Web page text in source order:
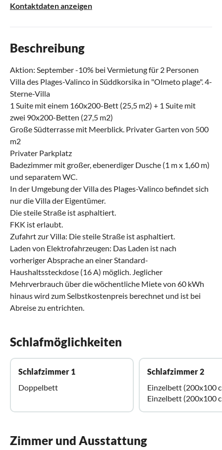
Kontaktdaten anzeigen
Beschreibung
Aktion: September -10% bei Vermietung für 2 Personen
Villa des Plages-Valinco in Süddkorsika in "Olmeto plage". 4-
Sterne-Villa
1 Suite mit einem 160x200-Bett (25,5 m2) + 1 Suite mit
zwei 90x200-Betten (27,5 m2)
Große Südterrasse mit Meerblick. Privater Garten von 500
m2
Privater Parkplatz
Badezimmer mit großer, ebenerdiger Dusche (1 m x 1,60 m)
und separatem WC.
In der Umgebung der Villa des Plages-Valinco befindet sich
nur die Villa der Eigentümer.
Die steile Straße ist asphaltiert.
FKK ist erlaubt.
Zufahrt zur Villa: Die steile Straße ist asphaltiert.
Laden von Elektrofahrzeugen: Das Laden ist nach
vorheriger Absprache an einer Standard-
Haushaltssteckdose (16 A) möglich. Jeglicher
Mehrverbrauch über die wöchentliche Miete von 60 kWh
hinaus wird zum Selbstkostenpreis berechnet und ist bei
Abreise zu entrichten.
Schlafmöglichkeiten
Schlafzimmer 1
Doppelbett
Schlafzimmer 2
Einzelbett (200x100
Einzelbett (200x100
Zimmer und Ausstattung